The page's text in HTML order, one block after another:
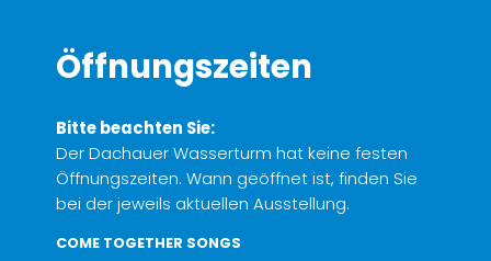
Öffnungszeiten
Bitte beachten Sie:
Der Dachauer Wasserturm hat keine festen
Öffnungszeiten. Wann geöffnet ist, finden Sie
bei der jeweils aktuellen Ausstellung.
COME TOGETHER SONGS